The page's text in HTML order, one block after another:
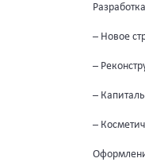
– Новое
–
–
–